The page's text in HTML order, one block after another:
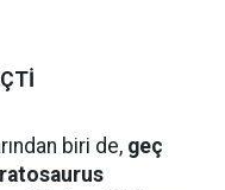
biri de, geç